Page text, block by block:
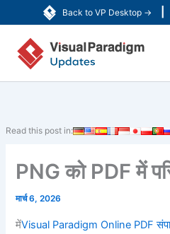
Back to VP Desktop →
to
content
Read this post in:
PNG को PDF में
मार्च 6, 2026
मेंVisual Paradigm Online PDF